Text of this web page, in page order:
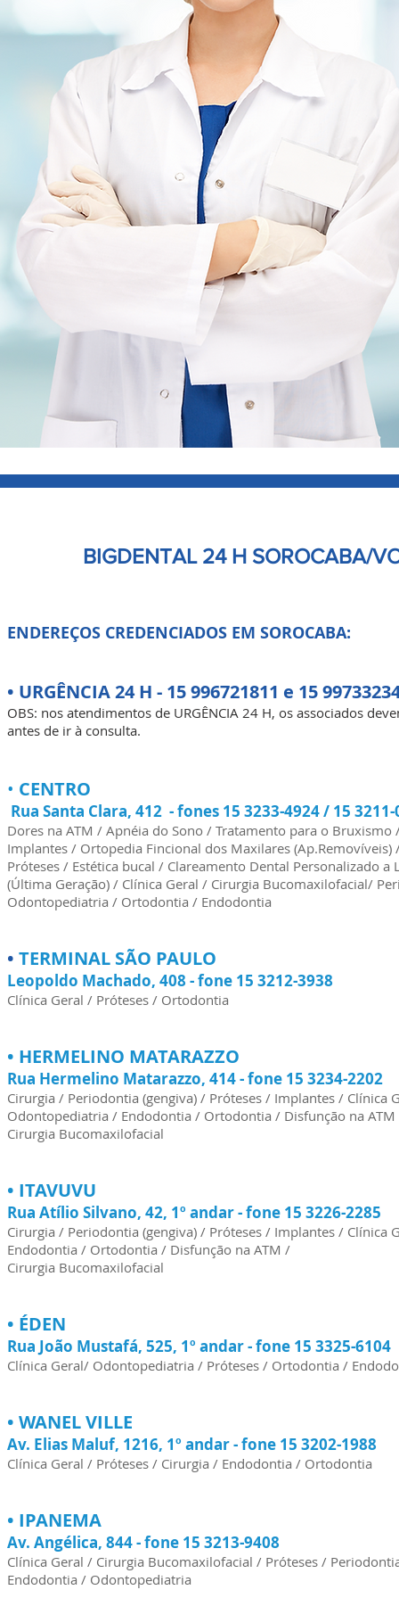
BIGDENTAL 24 H SOROCABA/
ENDEREÇOS CREDENCIADOS EM SOROCABA:
• URGÊNCIA 24 H - 15 996721811 e 15
OBS: nos atendimentos de URGÊNCIA 24 H, os associados
antes de ir à consulta.
• CENTRO
Rua Santa Clara, 412 - fones 15 3233-4924 / 15
Dores na ATM / Apnéia do Sono / Tratamento para o Bruxismo
Implantes / Ortopedia Fincional dos Maxilares (Ap.Removíveis)
Próteses / Estética bucal / Clareamento Dental Personalizado a
(Última Geração) / Clínica Geral / Cirurgia Bucomaxilofacial/
Odontopediatria / Ortodontia / Endodontia
• TERMINAL SÃO PAULO
Leopoldo Machado, 408 - fone 15 3212-3938
Clínica Geral / Próteses / Ortodontia
• HERMELINO MATARAZZO
Rua Hermelino Matarazzo, 414 - fone 15 3234-2202
Cirurgia / Periodontia (gengiva) / Próteses / Implantes / Clínica
Odontopediatria / Endodontia / Ortodontia / Disfunção na
Cirurgia Bucomaxilofacial
• ITAVUVU
Rua Atílio Silvano, 42, 1º andar - fone 15 3226-2285
Cirurgia / Periodontia (gengiva) / Próteses / Implantes / Clínica
Endodontia / Ortodontia / Disfunção na ATM /
Cirurgia Bucomaxilofacial
• ÉDEN
Rua João Mustafá, 525, 1º andar - fone 15 3325-6104
Clínica Geral/ Odontopediatria / Próteses / Ortodontia /
• WANEL VILLE
Av. Elias Maluf, 1216, 1º andar - fone 15 3202-1988
Clínica Geral / Próteses / Cirurgia / Endodontia / Ortodontia
• IPANEMA
Av. Angélica, 844 - fone 15 3213-9408
Clínica Geral / Cirurgia Bucomaxilofacial / Próteses /
Endodontia / Odontopediatria